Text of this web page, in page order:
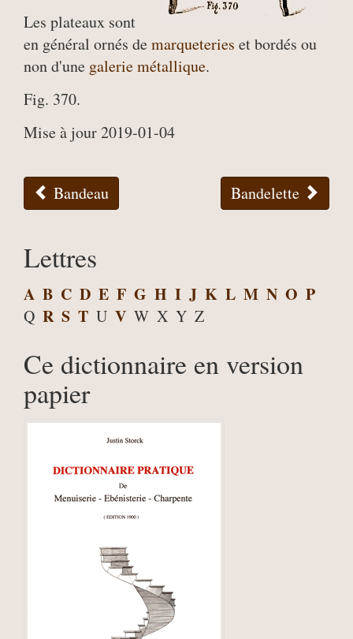
Les plateaux sont
en général ornés demarqueteries et bordés ou
non d'une galeriemétallique.
Fig. 370.
Mise à jour 2019-01-04
Bandeau Bandelette
Lettres
A B C D E F G H I J K L M N O P
Q R S T U V W X Y Z
Ce dictionnaire en version
papier